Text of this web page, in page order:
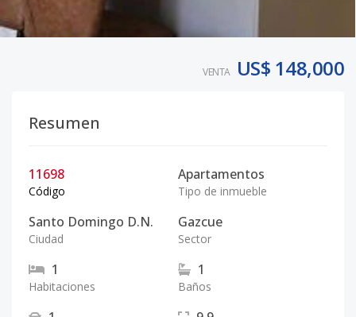
VENTA US$ 148,000
Resumen
11698
Código
Apartamentos
Tipo de inmueble
Santo Domingo D.N.
Ciudad
Gazcue
Sector
1
Habitaciones
1
Baños